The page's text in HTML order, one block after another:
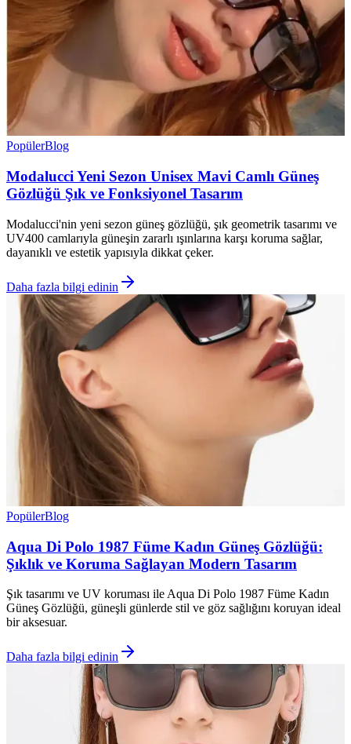
PopülerBlog
Modalucci Yeni Sezon Unisex Mavi Camlı Güneş
Gözlüğü Şık ve Fonksiyonel Tasarım
Modalucci'nin yeni sezon güneş gözlüğü, şık geometrik tasarımı ve
UV400 camlarıyla güneşin zararlı ışınlarına karşı koruma sağlar,
dayanıklı ve estetik yapısıyla dikkat çeker.
Daha fazla bilgi edinin
PopülerBlog
Aqua Di Polo 1987 Füme Kadın Güneş Gözlüğü:
Şıklık ve Koruma Sağlayan Modern Tasarım
Şık tasarımı ve UV koruması ile Aqua Di Polo 1987 Füme Kadın
Güneş Gözlüğü, güneşli günlerde stil ve göz sağlığını koruyan ideal
bir aksesuar.
Daha fazla bilgi edinin